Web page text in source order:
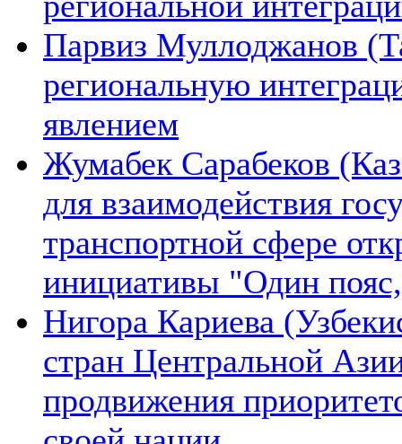
Парвиз Муллоджанов
региональную
явлением
Жумабек Сарабеков
для взаимодействия
транспортной сфере
инициативы "Один
Нигора Кариева
стран Центральной
продвижения